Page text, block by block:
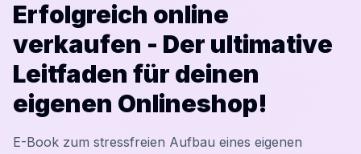
Erfolgreich online
verkaufen - Der ultimative
Leitfaden für deinen
eigenen Onlineshop!
E-Book zum stressfreien Aufbau eines eigenen